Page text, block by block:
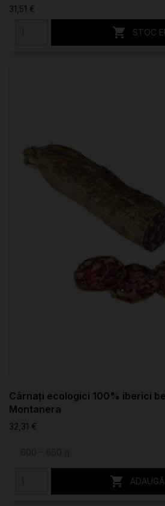
31,51 €
 STOC
Cârnați ecologici 100% iberici
Montanera
32,31 €
